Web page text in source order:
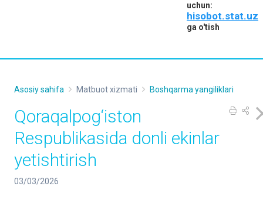
uchun:
hisobot.stat.uz
ga o'tish
Asosiy sahifa Matbuot xizmati Boshqarma yangiliklari
Qoraqalpog‘iston
Respublikasida donli ekinlar
yetishtirish
03/03/2026